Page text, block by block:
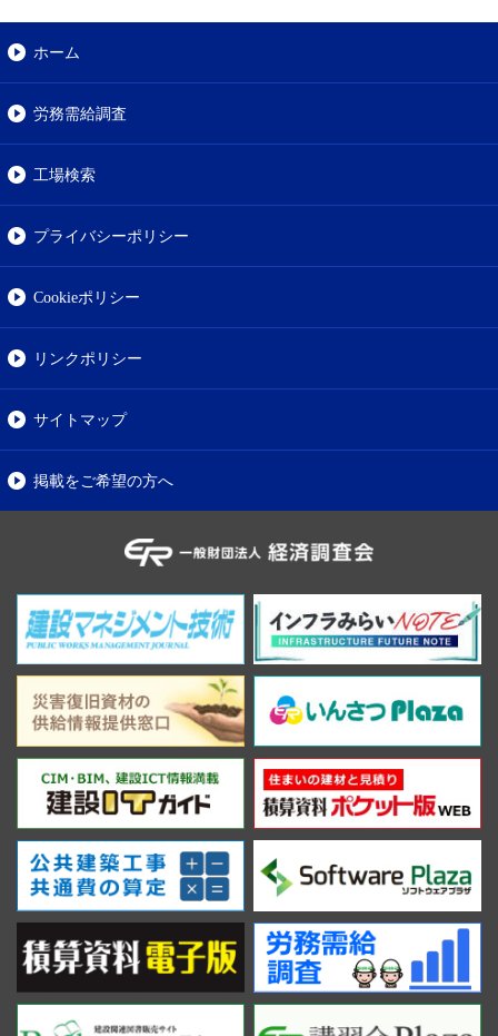
ホーム
労務需給調査
工場検索
プライバシーポリシー
Cookieポリシー
リンクポリシー
サイトマップ
掲載をご希望の方へ